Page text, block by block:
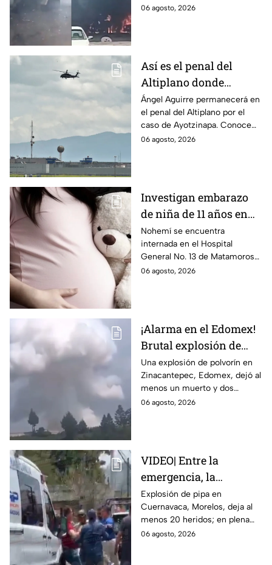
hospitalizadas. IMSS informó
06 agosto, 2026
Así es el penal del
Altiplano donde
permanecerá Ángel
Aguirre por caso
Ayotzinapa
Ángel Aguirre permanecerá en
el penal del Altiplano por el
caso de Ayotzinapa. Conoce
dónde está, cómo es esta
06 agosto, 2026
Investigan embarazo
de niña de 11 años en
Matamoros,
Tamaulipas; ¿qué pasó
con Nohemí?
Nohemí se encuentra
internada en el Hospital
General No. 13 de Matamoros
tras complicaciones por un
06 agosto, 2026
¡Alarma en el Edomex!
Brutal explosión de
polvorín en Santa
María del Monte,
Zinacantepec; reportan
al menos un muerto y
Una explosión de polvorín en
Zinacantepec, Edomex, dejó al
menos un muerto y dos
heridos; autoridades atiende la
06 agosto, 2026
VIDEO| Entre la
emergencia, la
desesperación y el
llanto de un niño;
adultos desatan pelea
tras explosión de pipa
Explosión de pipa en
Cuernavaca, Morelos, deja al
menos 20 heridos; en plena
emergencia, dos hombres
06 agosto, 2026